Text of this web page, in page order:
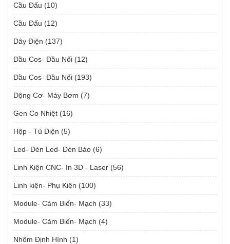
Cầu Đấu (10)
Cầu Đấu (12)
Dây Điện (137)
Đầu Cos- Đầu Nối (12)
Đầu Cos- Đầu Nối (193)
Động Cơ- Máy Bơm (7)
Gen Co Nhiệt (16)
Hộp - Tủ Điện (5)
Led- Đèn Led- Đèn Báo (6)
Linh Kiện CNC- In 3D - Laser (56)
Linh kiện- Phụ Kiện (100)
Module- Cảm Biến- Mạch (33)
Module- Cảm Biến- Mạch (4)
Nhôm Định Hình (1)